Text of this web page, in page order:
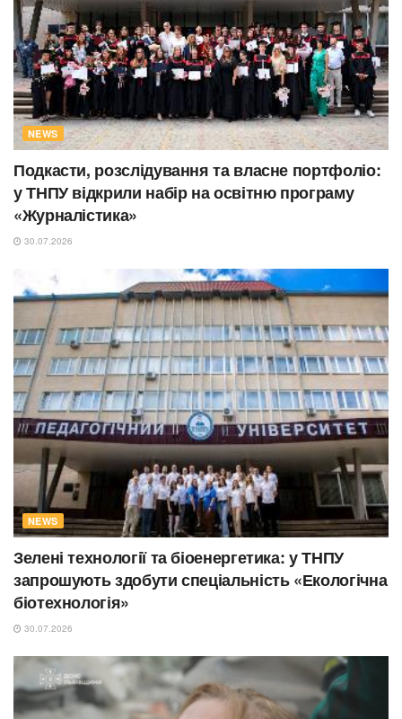
NEWS
Подкасти, розслідування та власне портфоліо:
у ТНПУ відкрили набір на освітню програму
«Журналістика»
30.07.2026
NEWS
Зелені технології та біоенергетика: у ТНПУ
запрошують здобути спеціальність «Екологічна
біотехнологія»
30.07.2026